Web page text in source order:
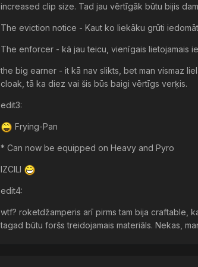
increased clip size. Tad jau vērtīgāk būtu bijis
The eviction notice - Kaut ko liekāku grūti
The enforcer - kā jau teicu, vienīgais lietojamais
the big earner - it kā nav slikts, bet man vismaz
cloak, tā ka diez vai šis būs baigi vērtīgs verķis.
edit3:
Frying-Pan
* Can now be equipped on Heavy and Pyro
IZCILI
edit4:
wtf? roketdžamperis arī pirms tam bija craftable,
tagad būtu foršs treidojamais materiāls. Nekas,